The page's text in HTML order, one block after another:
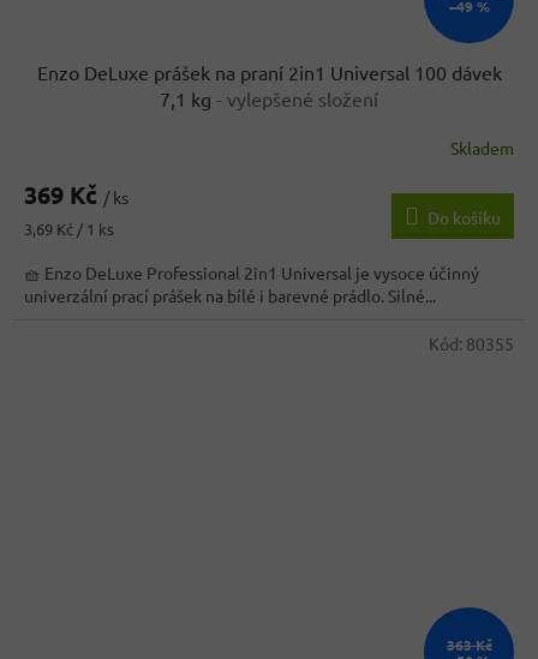
–49 %
Enzo DeLuxe prášek na praní 2in1 Universal 100 dávek
7,1 kg - vylepšené složení
Skladem
369 Kč / ks
Měrná
3,69 Kč / 1 ks
Do košíku
🧺 Enzo DeLuxe Professional 2in1 Universal je vysoce účinný
univerzální prací prášek na bílé i barevné prádlo. Silné...
363 Kč
Kód: 80355